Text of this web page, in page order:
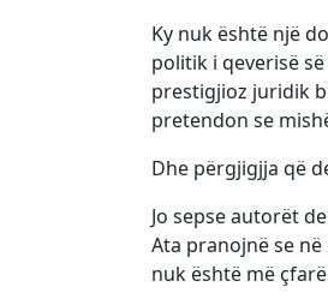
Ky nuk është një
politik i qeverisë
prestigjioz juridik
pretendon se
Dhe përgjigjja që
Jo sepse autorët
Ata pranojnë se
nuk është më